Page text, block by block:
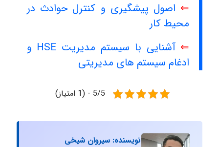
⇐ اصول پیشگیری و کنترل حوادث در
محیط کار
⇐
آشنایی با سیستم مدیریت HSE و
ادغام سیستم های مدیریتی
5/5 - (1 امتیاز)
نویسنده: سیروان شیخی